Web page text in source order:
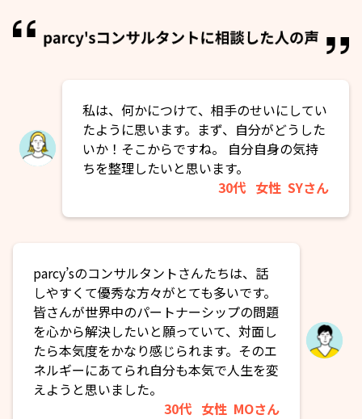
私は、何かにつけて、相手のせいにしてい
たように思います。まず、自分がどうした
いか！そこからですね。 自分自身の気持
ちを整理したいと思います。
30代 女性 SYさん
parcy’sのコンサルタントさんたちは、話
しやすくて優秀な方々がとても多いです。
皆さんが世界中のパートナーシップの問題
を心から解決したいと願っていて、対面し
たら本気度をかなり感じられます。そのエ
ネルギーにあてられ自分も本気で人生を変
えようと思いました。
30代 女性 MOさん